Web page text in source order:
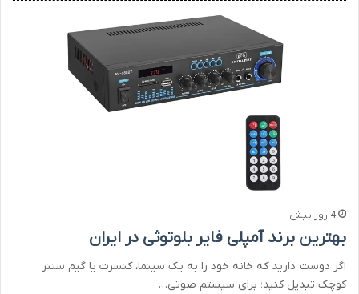
4 روز پیش
بهترین برند آمپلی فایر بلوتوثی در ایران
اگر دوست دارید که خانه خود را به یک سینما، کنسرت یا گیم سنتر
کوچک تبدیل کنید؛ برای سیستم صوتی…